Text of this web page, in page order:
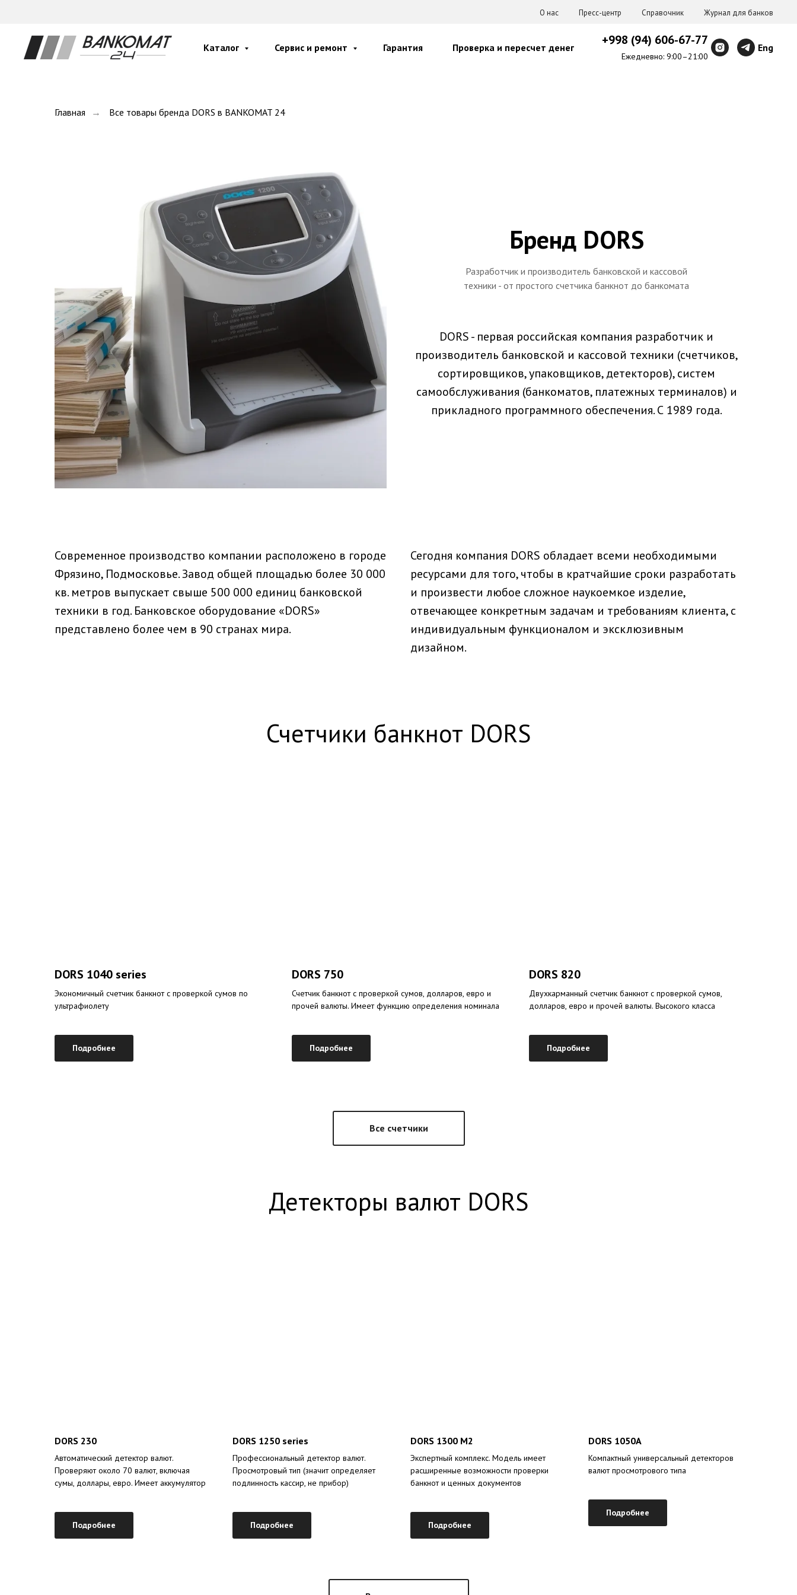
О нас Пресс-центр Справочник Журнал для банков
Каталог Сервис и ремонт Гарантия Проверка и пересчет денег +998 (94) 606-67-77
Ежедневно: 9:00–21:00
Eng
Главная → Все товары бренда DORS в BANKOMAT 24
Бренд DORS
Разработчик и производитель банковской и кассовой
техники - от простого счетчика банкнот до банкомата
DORS - первая российская компания разработчик и
производитель банковской и кассовой техники (счетчиков,
сортировщиков, упаковщиков, детекторов), систем
самообслуживания (банкоматов, платежных терминалов) и
прикладного программного обеспечения. С 1989 года.
Современное производство компании расположено в городе
Фрязино, Подмосковье. Завод общей площадью более 30 000
кв. метров выпускает свыше 500 000 единиц банковской
техники в год. Банковское оборудование «DORS»
представлено более чем в 90 странах мира.
Сегодня компания DORS обладает всеми необходимыми
ресурсами для того, чтобы в кратчайшие сроки разработать
и произвести любое сложное наукоемкое изделие,
отвечающее конкретным задачам и требованиям клиента, с
индивидуальным функционалом и эксклюзивным
дизайном.
Счетчики банкнот DORS
DORS 1040 series
Экономичный счетчик банкнот с проверкой сумов по
ультрафиолету
Подробнее
DORS 750
Счетчик банкнот с проверкой сумов, долларов, евро и
прочей валюты. Имеет функцию определения номинала
Подробнее
DORS 820
Двухкарманный счетчик банкнот с проверкой сумов,
долларов, евро и прочей валюты. Высокого класса
Подробнее
Все счетчики
Детекторы валют DORS
DORS 230
Автоматический детектор валют.
Проверяют около 70 валют, включая
сумы, доллары, евро. Имеет аккумулятор
Подробнее
DORS 1250 series
Профессиональный детектор валют.
Просмотровый тип (значит определяет
подлинность кассир, не прибор)
Подробнее
DORS 1300 M2
Экспертный комплекс. Модель имеет
расширенные возможности проверки
банкнот и ценных документов
Подробнее
DORS 1050A
Компактный универсальный детекторов
валют просмотрового типа
Подробнее